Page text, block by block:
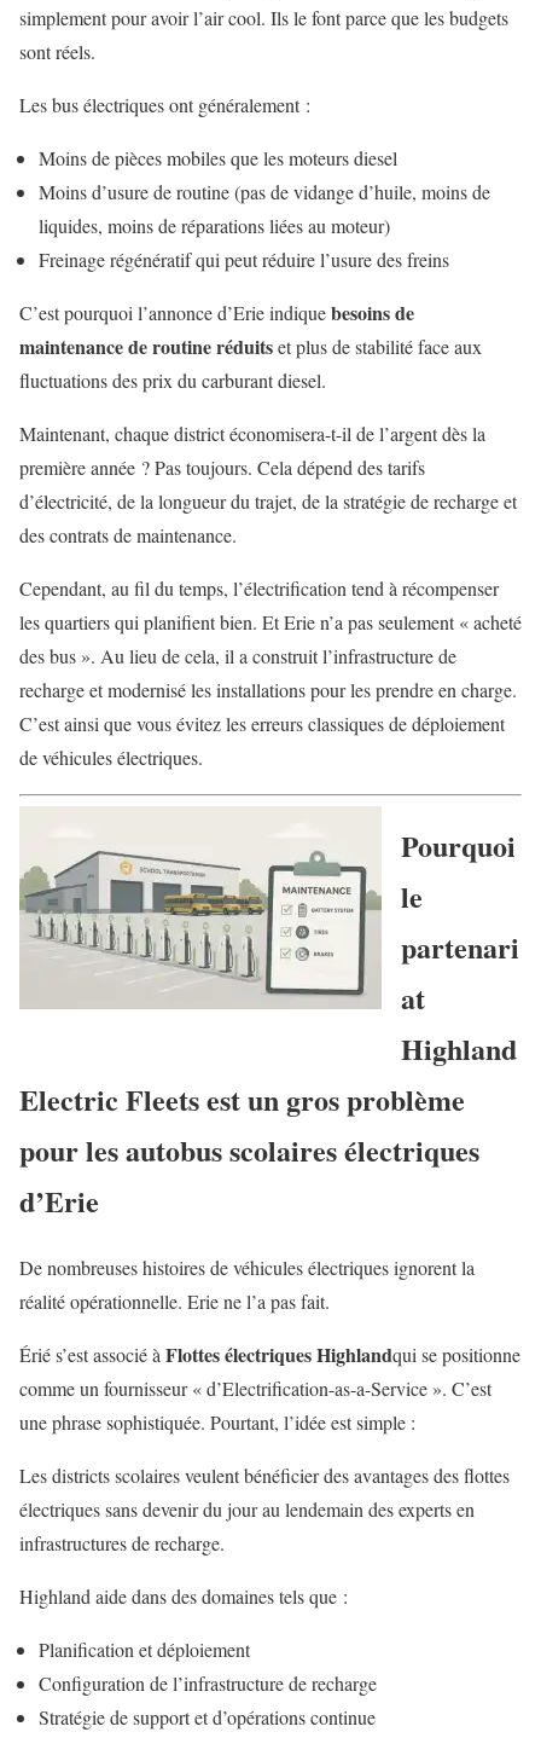
simplement pour avoir l’air cool. Ils le font parce que les budgets
sont réels.
Les bus électriques ont généralement :
Moins de pièces mobiles que les moteurs diesel
Moins d’usure de routine (pas de vidange d’huile, moins de
liquides, moins de réparations liées au moteur)
Freinage régénératif qui peut réduire l’usure des freins
C’est pourquoi l’annonce d’Erie indiquebesoins de
maintenance de routine réduitset plus de stabilité face aux
fluctuations des prix du carburant diesel.
Maintenant, chaque district économisera-t-il de l’argent dès la
première année ? Pas toujours. Cela dépend des tarifs
d’électricité, de la longueur du trajet, de la stratégie de recharge et
des contrats de maintenance.
Cependant, au fil du temps, l’électrification tend à récompenser
les quartiers qui planifient bien. Et Erie n’a pas seulement « acheté
des bus ». Au lieu de cela, il a construit l’infrastructure de
recharge et modernisé les installations pour les prendre en charge.
C’est ainsi que vous évitez les erreurs classiques de déploiement
de véhicules électriques.
Pourquoi
le
partenari
at
Highland
Electric Fleets est un gros problème
pour les autobus scolaires électriques
d’Erie
De nombreuses histoires de véhicules électriques ignorent la
réalité opérationnelle. Erie ne l’a pas fait.
Érié s’est associé à Flottes électriques Highlandqui se positionne
comme un fournisseur « d’Electrification-as-a-Service ». C’est
une phrase sophistiquée. Pourtant, l’idée est simple :
Les districts scolaires veulent bénéficier des avantages des flottes
électriques sans devenir du jour au lendemain des experts en
infrastructures de recharge.
Highland aide dans des domaines tels que :
Planification et déploiement
Configuration de l’infrastructure de recharge
Stratégie de support et d’opérations continue